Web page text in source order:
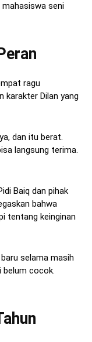
mahasiswa seni
ragu
karakter Dilan yang
dan itu berat.
langsung terima.
Baiq dan pihak
bahwa
tentang keinginan
selama masih
belum cocok.